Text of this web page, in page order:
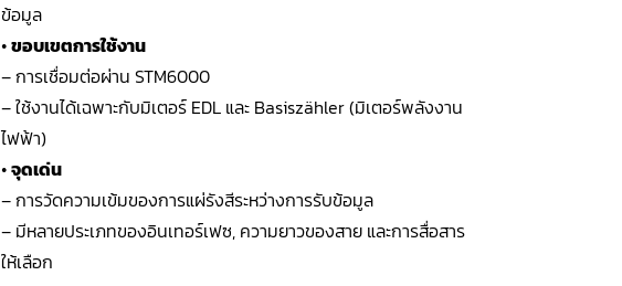
ข้อมูล
•ขอบเขตการใช้งาน
– การเชื่อมต่อผ่าน STM6000
– ใช้งานได้เฉพาะกับมิเตอร์ EDL และ Basiszähler (มิเตอร์พลังงาน
ไฟฟ้า)
•จุดเด่น
– การวัดความเข้มของการแผ่รังสีระหว่างการรับข้อมูล
– มีหลายประเภทของอินเทอร์เฟซ, ความยาวของสาย และการสื่อสาร
ให้เลือก